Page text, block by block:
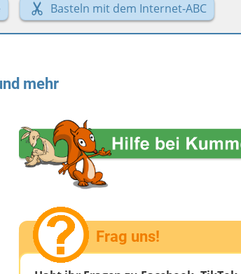
Basteln mit dem Internet-ABC
mehr
Frag uns!